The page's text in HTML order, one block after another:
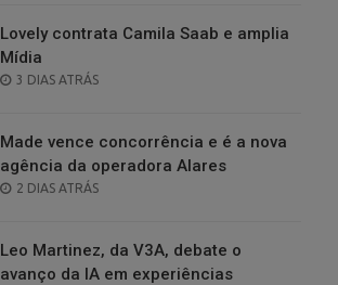
Lovely contrata Camila Saab e amplia
Mídia
POSTED
3 DIAS ATRÁS
Made vence concorrência e é a nova
agência da operadora Alares
POSTED
2 DIAS ATRÁS
Leo Martinez, da V3A, debate o
avanço da IA em experiências